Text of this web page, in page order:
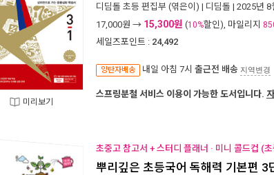
미리보기
디딤돌 초등 편집부 (엮은이) | 디딤돌 | 2025년 8
17,000원 → 15,300원 (10%할인), 마일리지
세일즈포인트 : 24,492
양탄자배송 내일 아침 7시 출근전 배송 지역변경
스프링분철 서비스 이용이 가능한 도서입니다.
초중고 참고서 + 스터디 플래너 · 미니 콜드컵 (
뿌리깊은 초등국어 독해력 기본편 3